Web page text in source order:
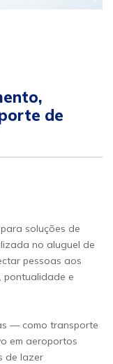
de
soluções de
no aluguel de
pessoas aos
pontualidade e
— como transporte
em aeroportos
de lazer